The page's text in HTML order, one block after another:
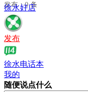
发布：0 条
徐水好店
发布
徐水电话本
我的
随便说点什么